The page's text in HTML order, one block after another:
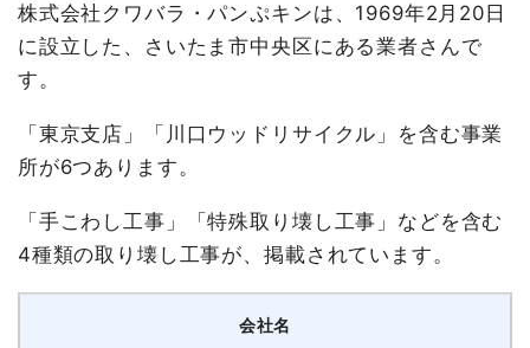
株式会社クワバラ・パンぷキンは、1969年2月20日
に設立した、さいたま市中央区にある業者さんで
す。
「東京支店」「川口ウッドリサイクル」を含む事業
所が6つあります。
「手こわし工事」「特殊取り壊し工事」などを含む
4種類の取り壊し工事が、掲載されています。
会社名